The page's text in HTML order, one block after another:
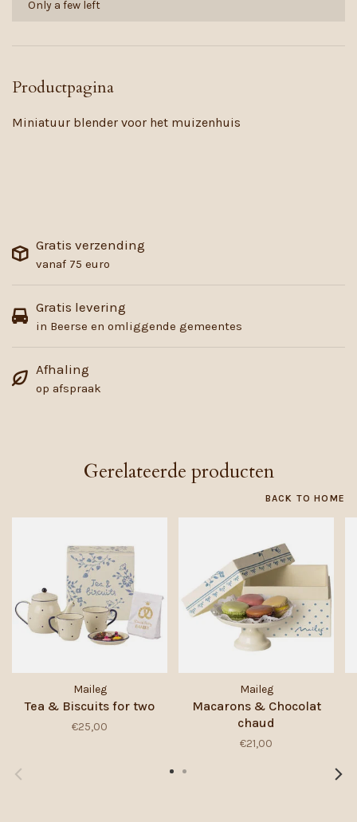
Only a few left
Productpagina
Miniatuur blender voor het muizenhuis
Gratis verzending
vanaf 75 euro
Gratis levering
in Beerse en omliggende gemeentes
Afhaling
op afspraak
Gerelateerde producten
BACK TO HOME
Maileg
Tea & Biscuits for two
€25,00
Maileg
Macarons & Chocolat
chaud
€21,00